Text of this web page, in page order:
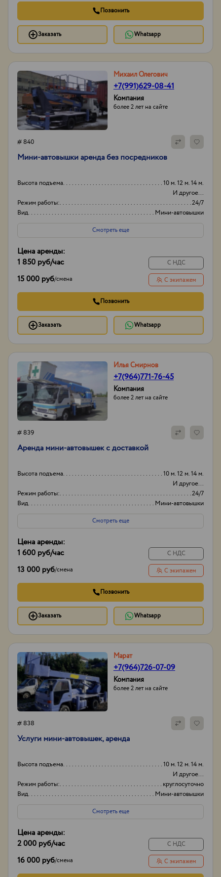
Позвонить
Заказать Whatsapp
Михаил Олегович
+7(991)629-08-41
Компания
более 2 лет на сайте
# 840
Мини-автовышки аренда без посредников
Высота подъема
10 м. 12 м. 14 м.
И другое...
Режим работы:
24/7
Вид
Мини-автовышки
Высота вышки
17м
Смотреть еще
Цена аренды:
1 850 руб/час
15 000 руб/смена
С НДС
С экипажем
Позвонить
Заказать Whatsapp
Илья Смирнов
+7(964)771-76-45
Компания
более 2 лет на сайте
# 839
Аренда мини-автовышек с доставкой
Высота подъема
10 м. 12 м. 14 м.
И другое...
Режим работы:
24/7
Вид
Мини-автовышки
Высота вышки
19м
Смотреть еще
Цена аренды:
1 600 руб/час
13 000 руб/смена
С НДС
С экипажем
Позвонить
Заказать Whatsapp
Марат
+7(964)726-07-09
Компания
более 2 лет на сайте
# 838
Услуги мини-автовышек, аренда
Высота подъема
10 м. 12 м. 14 м.
И другое...
Режим работы:
круглосуточно
Вид
Мини-автовышки
Высота вышки
15
Смотреть еще
Цена аренды:
2 000 руб/час
16 000 руб/смена
С НДС
С экипажем